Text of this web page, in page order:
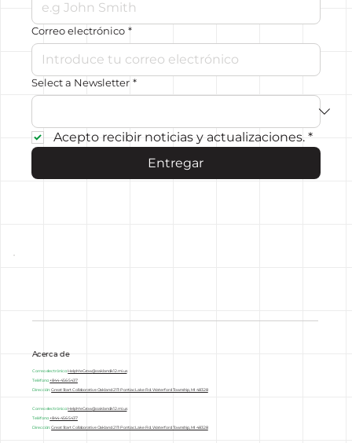
Correo electrónico *
Select a Newsletter *
Acepto recibir noticias y actualizaciones. *
Entregar
Acerca de
Correo electrónico:HelpMeGrow@oakland.k12.mi.us
Teléfono: +844-456-5437
Dirección:Great Start Collaborative Oakland 2111 Pontiac Lake Rd. Waterford Township, MI 48328
Correo electrónico:HelpMeGrow@oakland.k12.mi.us
Teléfono: +844-456-5437
Dirección:Great Start Collaborative Oakland 2111 Pontiac Lake Rd. Waterford Township, MI 48328